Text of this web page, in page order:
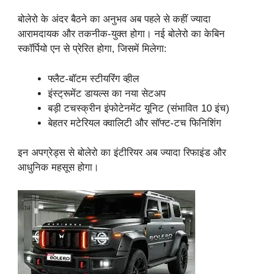
बोलेरो के अंदर बैठने का अनुभव अब पहले से कहीं ज्यादा
आरामदायक और तकनीक-युक्त होगा। नई बोलेरो का केबिन
स्कॉर्पियो एन से प्रेरित होगा, जिसमें मिलेगा:
फ्लैट-बॉटम स्टीयरिंग व्हील
इंस्ट्रूमेंट डायल्स का नया सेटअप
बड़ी टचस्क्रीन इंफोटेनमेंट यूनिट (संभावित 10 इंच)
बेहतर मटेरियल क्वालिटी और सॉफ्ट-टच फिनिशिंग
इन अपग्रेड्स से बोलेरो का इंटीरियर अब ज्यादा रिफाइंड और
आधुनिक महसूस होगा।